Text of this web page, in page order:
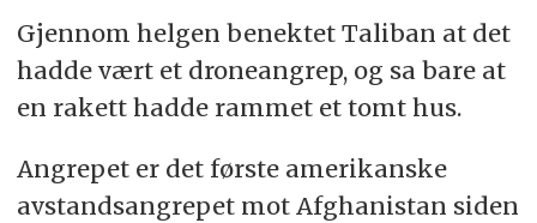
Gjennom helgen benektet Taliban at det
hadde vært et droneangrep, og sa bare at
en rakett hadde rammet et tomt hus.
Angrepet er det første amerikanske
avstandsangrepet mot Afghanistan siden